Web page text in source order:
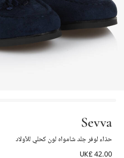
Sevva
حذاء لوفر جلد شامواه لون كحلي للأولاد
UK£ 42.00